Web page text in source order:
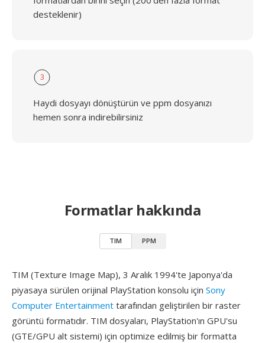
desteklenir)
3
Haydi dosyayı dönüştürün ve ppm dosyanızı
hemen sonra indirebilirsiniz
Formatlar hakkında
TIM PPM
TIM (Texture Image Map), 3 Aralık 1994'te Japonya'da
piyasaya sürülen orijinal PlayStation konsolu için Sony
Computer Entertainment tarafından geliştirilen bir raster
görüntü formatıdır. TIM dosyaları, PlayStation'ın GPU'su
(GTE/GPU alt sistemi) için optimize edilmiş bir formatta